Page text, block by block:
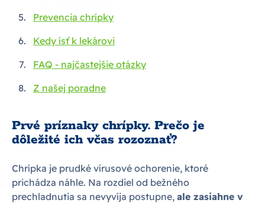
Prevencia chrípky
Kedy ísť k lekárovi
FAQ - najčastejšie otázky
Z našej poradne
Prvé príznaky chrípky. Prečo je
dôležité ich včas rozoznať?
Chrípka je prudké vírusové ochorenie, ktoré
prichádza náhle. Na rozdiel od bežného
prechladnutia sa nevyvíja postupne, ale zasiahne v